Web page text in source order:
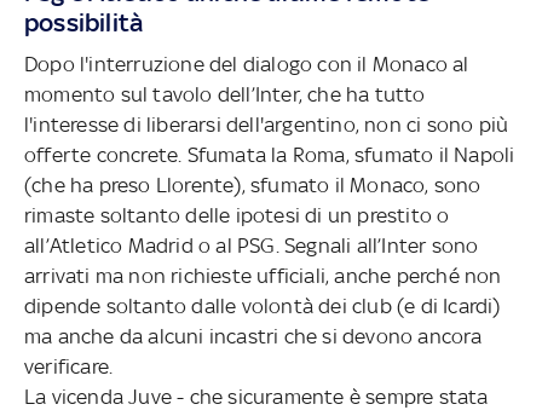
possibilità
Dopo l'interruzione del dialogo con il Monaco al
momento sul tavolo dell’Inter, che ha tutto
l'interesse di liberarsi dell'argentino, non ci sono più
offerte concrete. Sfumata la Roma, sfumato il Napoli
(che ha preso Llorente), sfumato il Monaco, sono
rimaste soltanto delle ipotesi di un prestito o
all’Atletico Madrid o al PSG. Segnali all’Inter sono
arrivati ma non richieste ufficiali, anche perché non
dipende soltanto dalle volontà dei club (e di Icardi)
ma anche da alcuni incastri che si devono ancora
verificare.
La vicenda Juve - che sicuramente è sempre stata